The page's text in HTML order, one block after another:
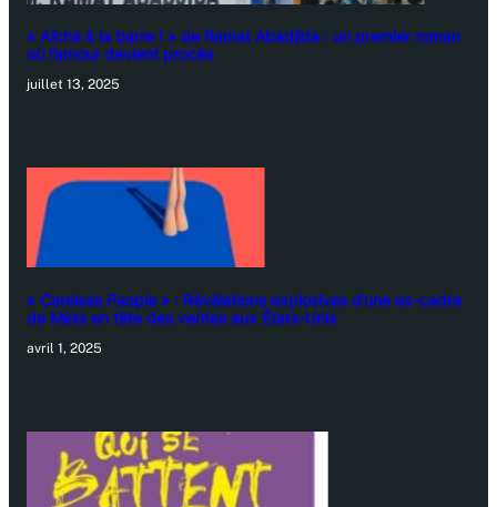
« Aïcha à la barre ! » de Ramat Abadjida : un premier roman
où l’amour devient procès
juillet 13, 2025
« Careless People » : Révélations explosives d’une ex-cadre
de Meta en tête des ventes aux États-Unis
avril 1, 2025